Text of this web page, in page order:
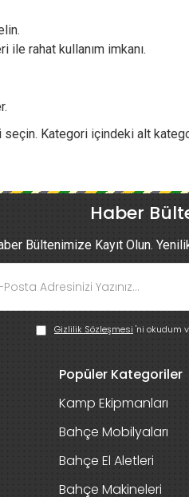
ile rahat kullanım imkanı.
Kategori içindeki alt
Haber
Bültenimize Kayıt Olun.
Gizlilik Sözleşmesi 'ni okudum
Popüler Kategoriler
Kamp Ekipmanları
Bahçe Mobilyaları
Bahçe El Aletleri
Bahçe Makineleri